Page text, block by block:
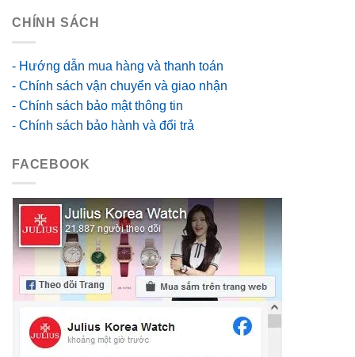
CHÍNH SÁCH
- Hướng dẫn mua hàng và thanh toán
- Chính sách vận chuyển và giao nhận
- Chính sách bảo mật thông tin
- Chính sách bảo hành và đổi trả
FACEBOOK